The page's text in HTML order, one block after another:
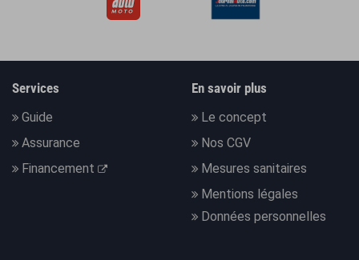
Services
Guide
Assurance
Financement
En savoir plus
Le concept
Nos CGV
Mesures sanitaires
Mentions légales
Données personnelles